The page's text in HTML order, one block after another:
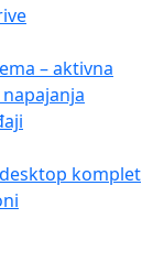
– aktivna
komplet